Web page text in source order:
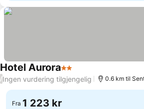
Hotel Aurora2 Stjerner
Se priser
/Ingen vurdering tilgjengelig 0.6 km til
Fra 1 223 kr